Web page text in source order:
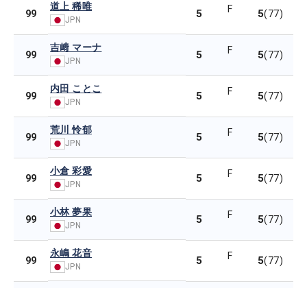
99
道上 稀唯
JPN 5 F 5(77)
99
吉﨑 マーナ
JPN 5 F 5(77)
99
内田 ことこ
JPN 5 F 5(77)
99
荒川 怜郁
JPN 5 F 5(77)
99
小倉 彩愛
JPN 5 F 5(77)
99
小林 夢果
JPN 5 F 5(77)
99
永嶋 花音
JPN 5 F 5(77)